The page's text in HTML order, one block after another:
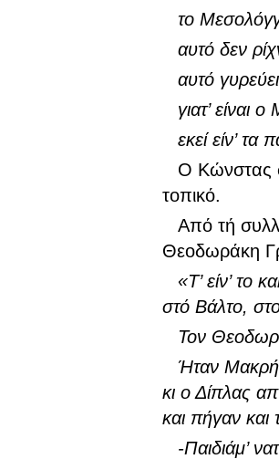
το
αυτό δεν
αυτό
γιατ’
εκεί είν’ τα
Ο Κώνστας
τοπικό.
Από τή
Θεοδωράκη
«Τ’ είν’ το
στό Βάλτο,
Τον
Ήταν
κι ο Δίπλας
και πήγαν και
-Παιδιάμ’